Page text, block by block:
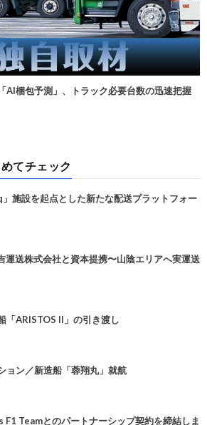
AI梱包予測」、トラック必要台数の迅速把握
めてチェック
施設を起点とした新たな配送プラットフォー
送株式会社と資本提携〜山陰エリアへ実運送
「ARISTOS II」の引き渡し
ョン／新造船「蓉翔丸」就航
F1 Teamとのパートナーシップ契約を締結しま